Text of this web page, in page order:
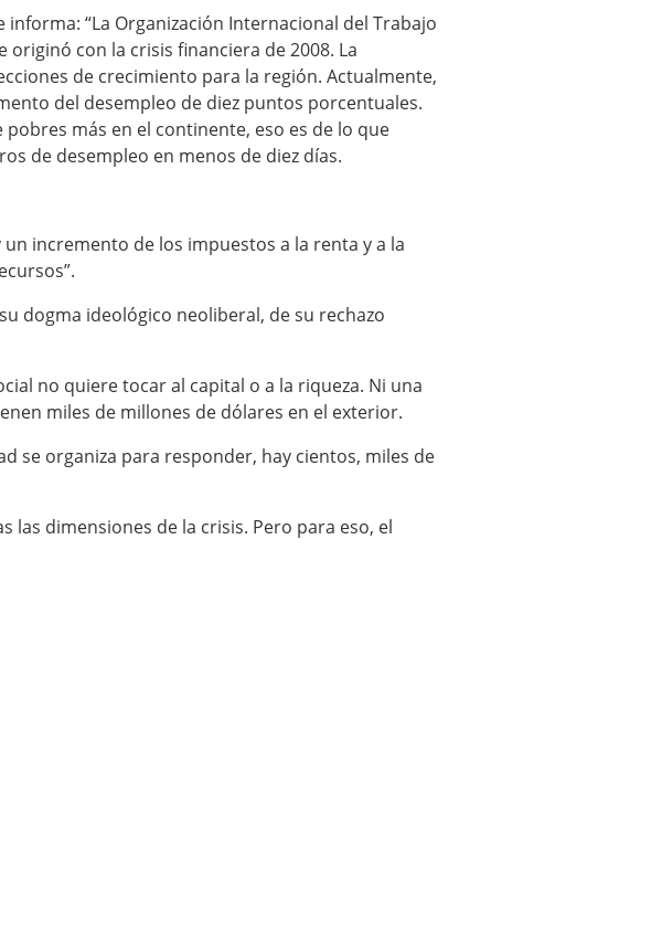
“La Organización Internacional del Trabajo
con la crisis financiera de 2008. La
de crecimiento para la región. Actualmente,
del desempleo de diez puntos porcentuales.
más en el continente, eso es de lo que
de desempleo en menos de diez días.
incremento de los impuestos a la renta y a la
dogma ideológico neoliberal, de su rechazo
no quiere tocar al capital o a la riqueza. Ni una
miles de millones de dólares en el exterior.
se organiza para responder, hay cientos, miles de
las dimensiones de la crisis. Pero para eso, el